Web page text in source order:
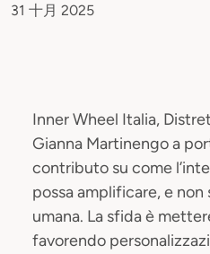
31 十月 2025
Inner Wheel Italia,
Gianna Martinengo a
contributo su come
possa amplificare, e
umana. La sfida è
favorendo